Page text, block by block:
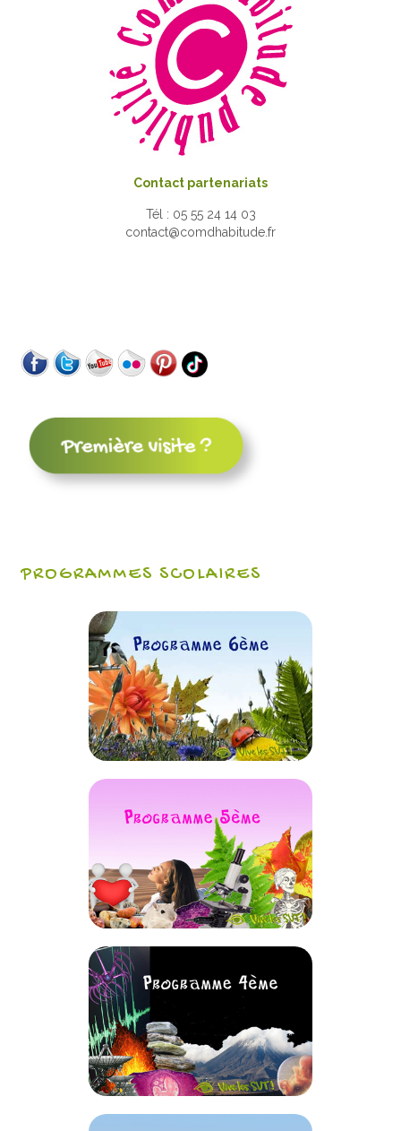
Contact partenariats
Tél : 05 55 24 14 03
contact@comdhabitude.fr
PROGRAMMES SCOLAIRES